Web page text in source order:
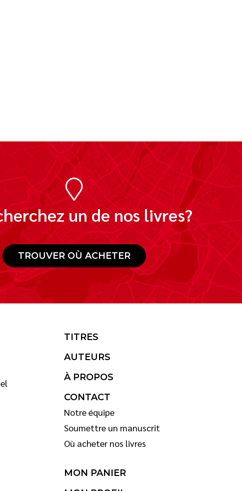
un de nos livres?
TROUVER OÙ ACHETER
TITRES
AUTEURS
À PROPOS
CONTACT
Notre équipe
Soumettre un manuscrit
Où acheter nos livres
MON PANIER